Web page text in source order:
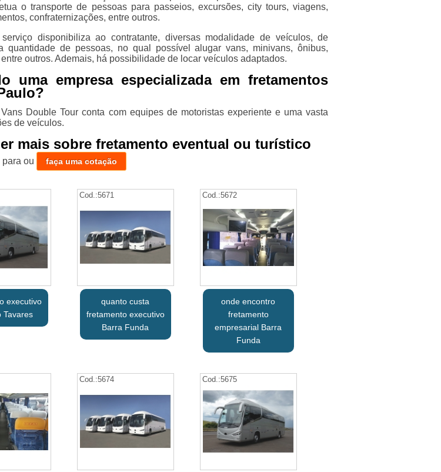
o transporte de pessoas para passeios, excursões, city tours, viagens,
confraternizações, entre outros.
disponibiliza ao contratante, diversas modalidade de veículos, de
quantidade de pessoas, no qual possível alugar vans, minivans, ônibus,
outros. Ademais, há possibilidade de locar veículos adaptados.
uma empresa especializada em fretamentos
Double Tour conta com equipes de motoristas experiente e uma vasta
de veículos.
mais sobre fretamento eventual ou turístico
para ou faça uma cotação
executivo
Tavares
Cod.:5671
quanto custa
fretamento executivo
Barra Funda
Cod.:5672
onde encontro
fretamento
empresarial Barra
Funda
Cod.:5674 Cod.:5675